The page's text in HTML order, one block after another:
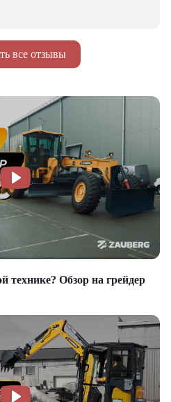
все отзывы
технике? Обзор на грейдер